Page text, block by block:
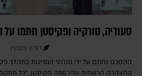
סעודיה, טורקיה ופקיסטן חתמו
דורון פסקין
ההסכם נחתם על ידי מנהיגי המדינות במהלך
ההצהרה הרשמית שפרסמה פקיסטן, "כל